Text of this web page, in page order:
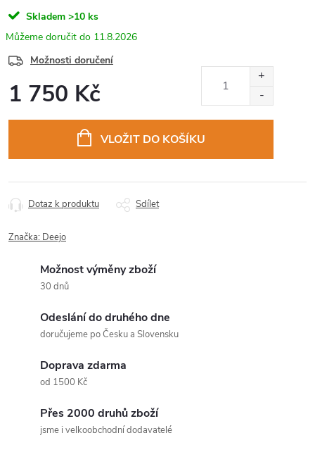
Skladem >10 ks
11.8.2026
Možnosti doručení
1 750 Kč
VLOŽIT DO KOŠÍKU
Dotaz k produktu Sdílet
Značka: Deejo
Možnost výměny zboží
30 dnů
Odeslání do druhého dne
doručujeme po Česku a Slovensku
Doprava zdarma
od 1500 Kč
Přes 2000 druhů zboží
jsme i velkoobchodní dodavatelé